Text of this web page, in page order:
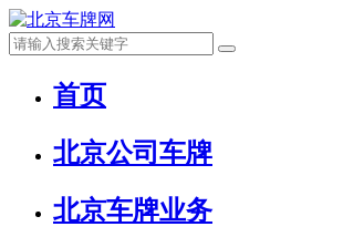
首页
北京公司车牌
北京车牌业务